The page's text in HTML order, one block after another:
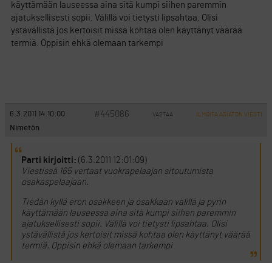
käyttämään lauseessa aina sitä kumpi siihen paremmin
ajatuksellisesti sopii. Välillä voi tietysti lipsahtaa. Olisi
ystävällistä jos kertoisit missä kohtaa olen käyttänyt väärää
termiä. Oppisin ehkä olemaan tarkempi
6.3.2011 14:10:00 #445086 VASTAA ILMOITA ASIATON VIESTI
Nimetön
Parti kirjoitti: (6.3.2011 12:01:09)
Viestissä 165 vertaat vuokrapelaajan sitoutumista
osakaspelaajaan.
Tiedän kyllä eron osakkeen ja osakkaan välillä ja pyrin
käyttämään lauseessa aina sitä kumpi siihen paremmin
ajatuksellisesti sopii. Välillä voi tietysti lipsahtaa. Olisi
ystävällistä jos kertoisit missä kohtaa olen käyttänyt väärää
termiä. Oppisin ehkä olemaan tarkempi